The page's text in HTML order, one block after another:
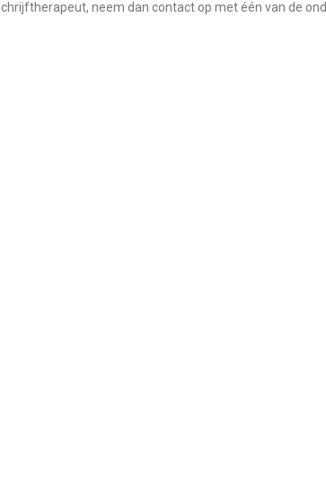
neem dan contact op met één van de